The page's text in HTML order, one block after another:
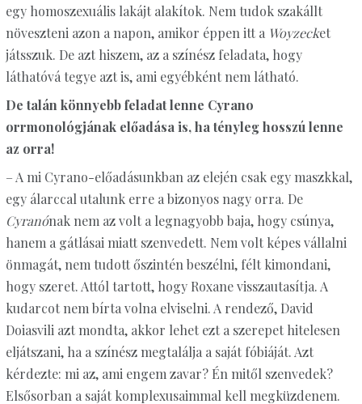
egy homoszexuális lakájt alakítok. Nem tudok szakállt
növeszteni azon a napon, amikor éppen itt a Woyzecket
játsszuk. De azt hiszem, az a színész feladata, hogy
láthatóvá tegye azt is, ami egyébként nem látható.
De talán könnyebb feladat lenne Cyrano
orrmonológjának előadása is, ha tényleg hosszú lenne
az orra!
– A mi Cyrano-előadásunkban az elején csak egy maszkkal,
egy álarccal utalunk erre a bizonyos nagy orra. De
Cyranónak nem az volt a legnagyobb baja, hogy csúnya,
hanem a gátlásai miatt szenvedett. Nem volt képes vállalni
önmagát, nem tudott őszintén beszélni, félt kimondani,
hogy szeret. Attól tartott, hogy Roxane visszautasítja. A
kudarcot nem bírta volna elviselni. A rendező, David
Doiasvili azt mondta, akkor lehet ezt a szerepet hitelesen
eljátszani, ha a színész megtalálja a saját fóbiáját. Azt
kérdezte: mi az, ami engem zavar? Én mitől szenvedek?
Elsősorban a saját komplexusaimmal kell megküzdenem.